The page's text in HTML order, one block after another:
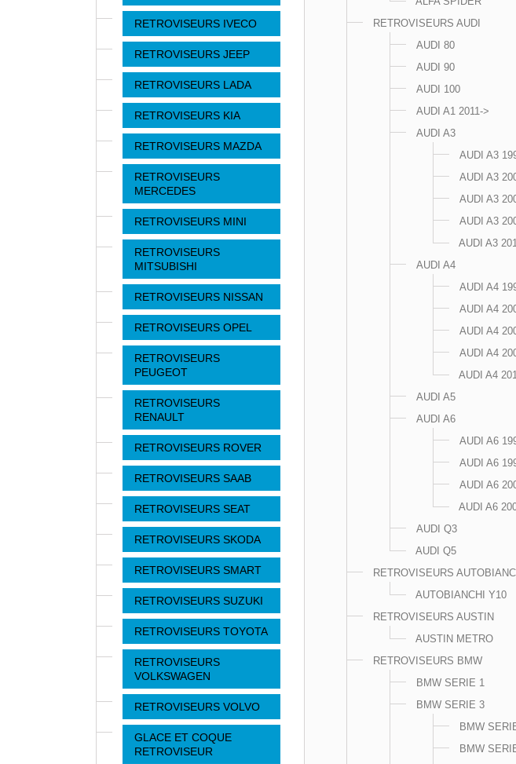
RETROVISEURS IVECO
RETROVISEURS JEEP
RETROVISEURS LADA
RETROVISEURS KIA
RETROVISEURS MAZDA
RETROVISEURS
MERCEDES
RETROVISEURS MINI
RETROVISEURS
MITSUBISHI
RETROVISEURS NISSAN
RETROVISEURS OPEL
RETROVISEURS
PEUGEOT
RETROVISEURS
RENAULT
RETROVISEURS ROVER
RETROVISEURS SAAB
RETROVISEURS SEAT
RETROVISEURS SKODA
RETROVISEURS SMART
RETROVISEURS SUZUKI
RETROVISEURS TOYOTA
RETROVISEURS
VOLKSWAGEN
RETROVISEURS VOLVO
GLACE ET COQUE
RETROVISEUR
RETROVISEURS AUDI
AUDI 80
AUDI 90
AUDI 100
AUDI A1 2011->
AUDI A3
AUDI A3
AUDI A3
AUDI A3
AUDI A3
AUDI A3
AUDI A4
AUDI A4
AUDI A4
AUDI A4
AUDI A4
AUDI A4
AUDI A5
AUDI A6
AUDI A6
AUDI A6
AUDI A6
AUDI A6
AUDI Q3
AUDI Q5
RETROVISEURS
AUTOBIANCHI Y10
RETROVISEURS AUSTIN
AUSTIN METRO
RETROVISEURS BMW
BMW SERIE 1
BMW SERIE 3
BMW
BMW